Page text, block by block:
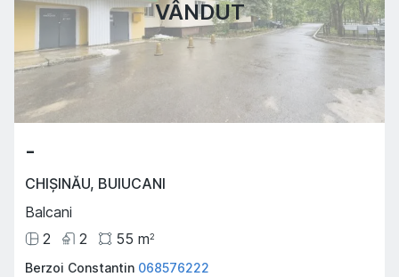
VÂNDUT
-
CHIȘINĂU, BUIUCANI
Balcani
2
2 55 m2
Berzoi Constantin 068576222